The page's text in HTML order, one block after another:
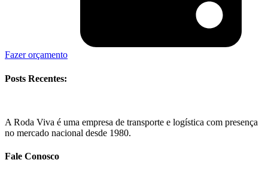
Fazer orçamento
Posts Recentes:
A Roda Viva é uma empresa de transporte e logística com presença
no mercado nacional desde 1980.
Fale Conosco